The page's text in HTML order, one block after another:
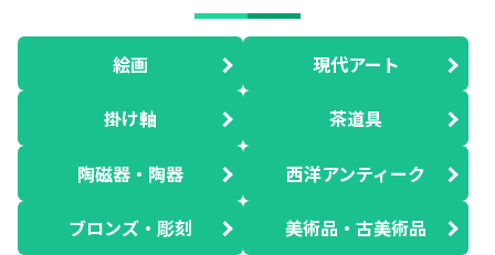
絵画 現代アート
掛け軸 茶道具
陶磁器・陶器 西洋アンティーク
ブロンズ・彫刻 美術品・古美術品